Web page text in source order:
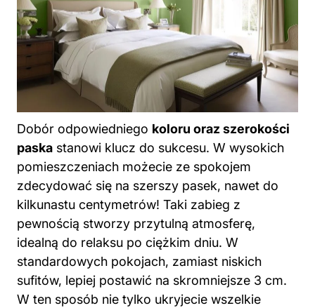
Dobór odpowiedniego koloru oraz szerokości
paska stanowi klucz do sukcesu. W wysokich
pomieszczeniach możecie ze spokojem
zdecydować się na szerszy pasek, nawet do
kilkunastu centymetrów! Taki zabieg z
pewnością stworzy przytulną atmosferę,
idealną do relaksu po ciężkim dniu. W
standardowych pokojach, zamiast niskich
sufitów, lepiej postawić na skromniejsze 3 cm.
W ten sposób nie tylko ukryjecie wszelkie